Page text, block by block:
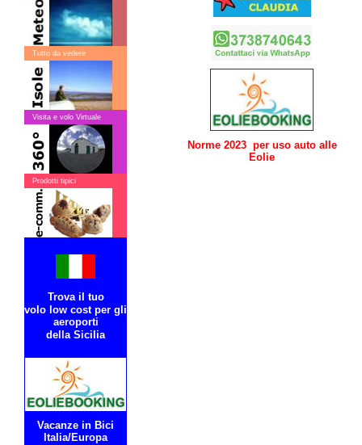
Tutto da vedere
Visita e volo Virtuale
Prodotti tipici
Trova il tuo
volo low cost per gli
aeroporti
della Sicilia
Vacanze in Bici
Italia/Europa
Norme 2023 per uso auto alle
Eolie